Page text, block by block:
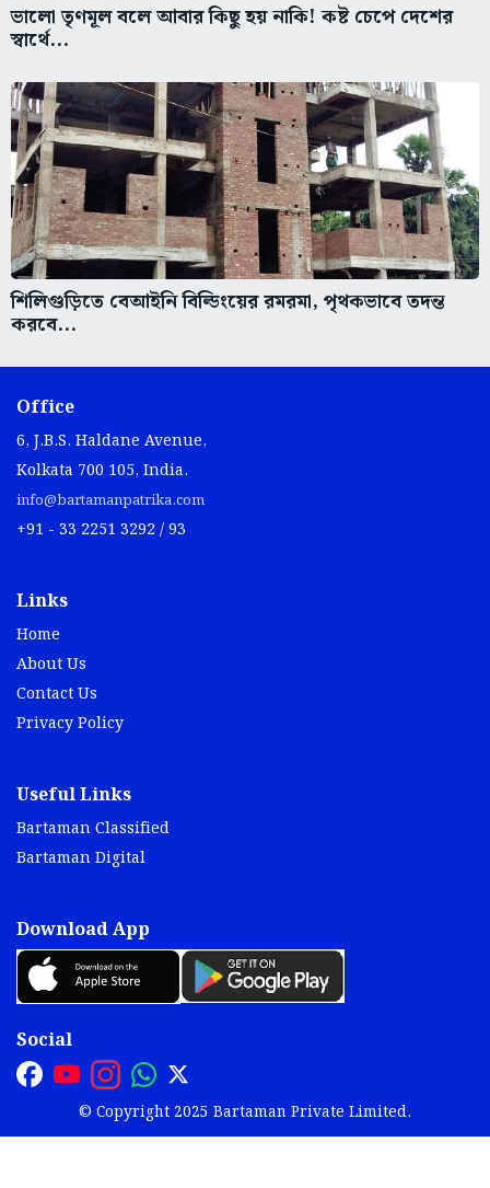
ভালো তৃণমূল বলে আবার কিছু হয় নাকি! কষ্ট চেপে দেশের
স্বার্থে...
শিলিগুড়িতে বেআইনি বিল্ডিংয়ের রমরমা, পৃথকভাবে তদন্ত
করবে...
Office
6, J.B.S. Haldane Avenue,
Kolkata 700 105, India.
info@bartamanpatrika.com
+91 - 33 2251 3292 / 93
Links
Home
About Us
Contact Us
Privacy Policy
Useful Links
Bartaman Classified
Bartaman Digital
Download App
Social
© Copyright 2025 Bartaman Private Limited.